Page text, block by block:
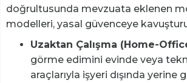
doğrultusunda mevzuata eklenen
modelleri, yasal güvenceye
Uzaktan Çalışma (Home-
görme edimini evinde veya
araçlarıyla işyeri dışında yerine